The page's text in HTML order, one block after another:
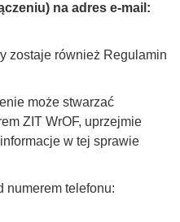
na adres e-mail:
zostaje również Regulamin
może stwarzać
ZIT WrOF, uprzejmie
w tej sprawie
numerem telefonu: